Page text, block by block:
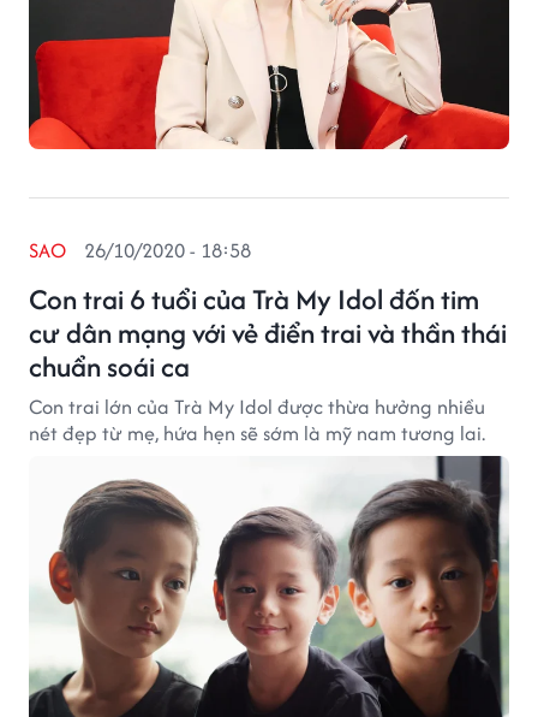
Con trai 6 tuổi của Trà My Idol đốn tim
cư dân mạng với vẻ điển trai và thần thái
chuẩn soái ca
SAO 26/10/2020 - 18:58
Con trai lớn của Trà My Idol được thừa hưởng nhiều
nét đẹp từ mẹ, hứa hẹn sẽ sớm là mỹ nam tương lai.